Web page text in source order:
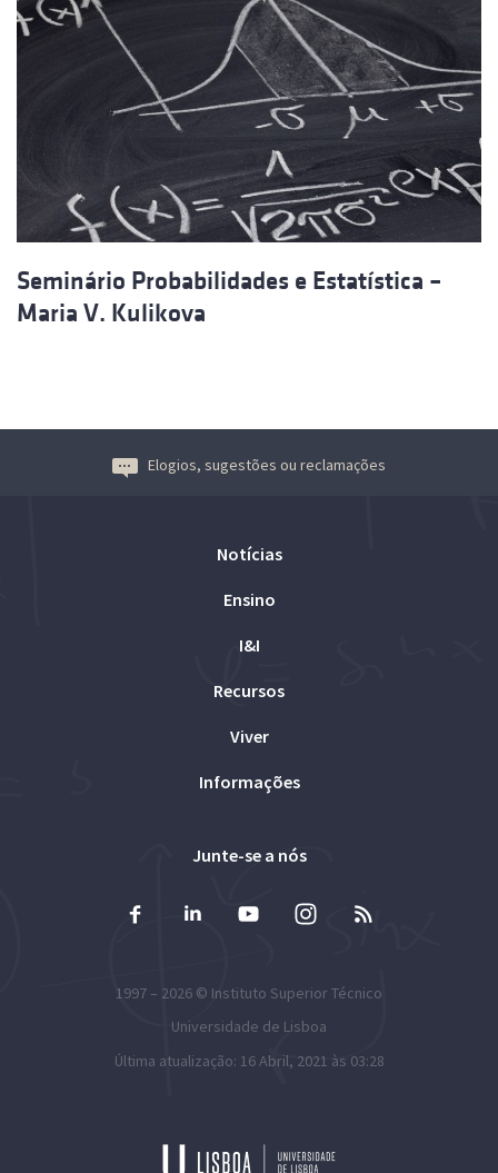
Seminário Probabilidades e Estatística –
Maria V. Kulikova
Elogios, sugestões ou reclamações
Notícias
Ensino
I&I
Recursos
Viver
Informações
Junte-se a nós
1997 – 2026 © Instituto Superior Técnico
Universidade de Lisboa
Última atualização: 16 Abril, 2021 às 03:28